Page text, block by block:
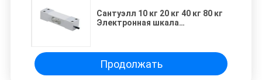
Сантуэлл 10 кг 20 кг 40 кг 80 кг
Электронная шкала
Продолжать